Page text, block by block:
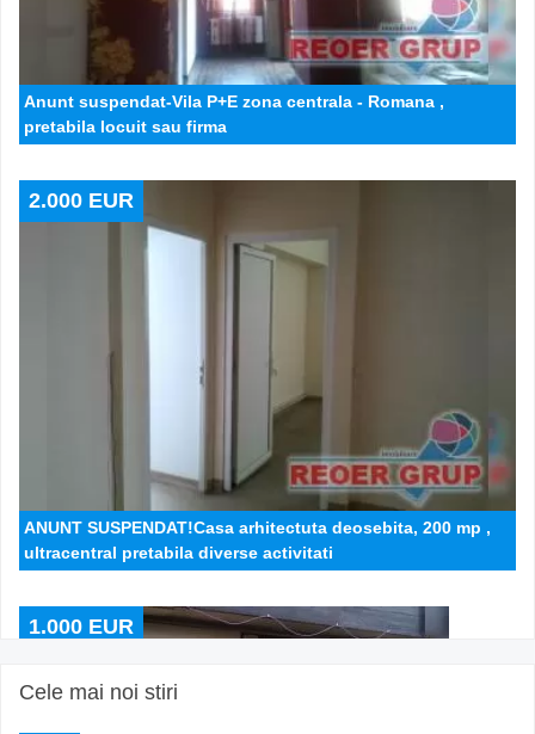
Anunt suspendat-Vila P+E zona centrala - Romana ,
pretabila locuit sau firma
2.000 EUR
ANUNT SUSPENDAT!Casa arhitectuta deosebita, 200 mp ,
ultracentral pretabila diverse activitati
1.000 EUR
Cele mai noi stiri